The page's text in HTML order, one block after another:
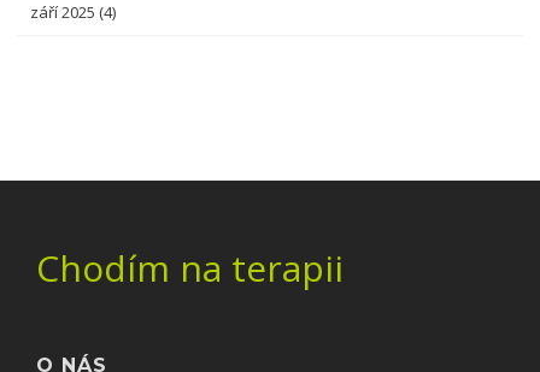
září 2025 (4)
Chodím na terapii
O NÁS